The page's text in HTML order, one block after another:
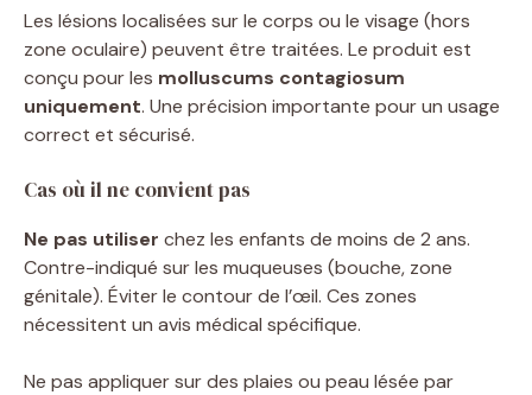
Les lésions localisées sur le corps ou le visage (hors
zone oculaire) peuvent être traitées. Le produit est
conçu pour les molluscums contagiosum
uniquement. Une précision importante pour un usage
correct et sécurisé.
Cas où il ne convient pas
Ne pas utiliser chez les enfants de moins de 2 ans.
Contre-indiqué sur les muqueuses (bouche, zone
génitale). Éviter le contour de l’œil. Ces zones
nécessitent un avis médical spécifique.
Ne pas appliquer sur des plaies ou peau lésée par